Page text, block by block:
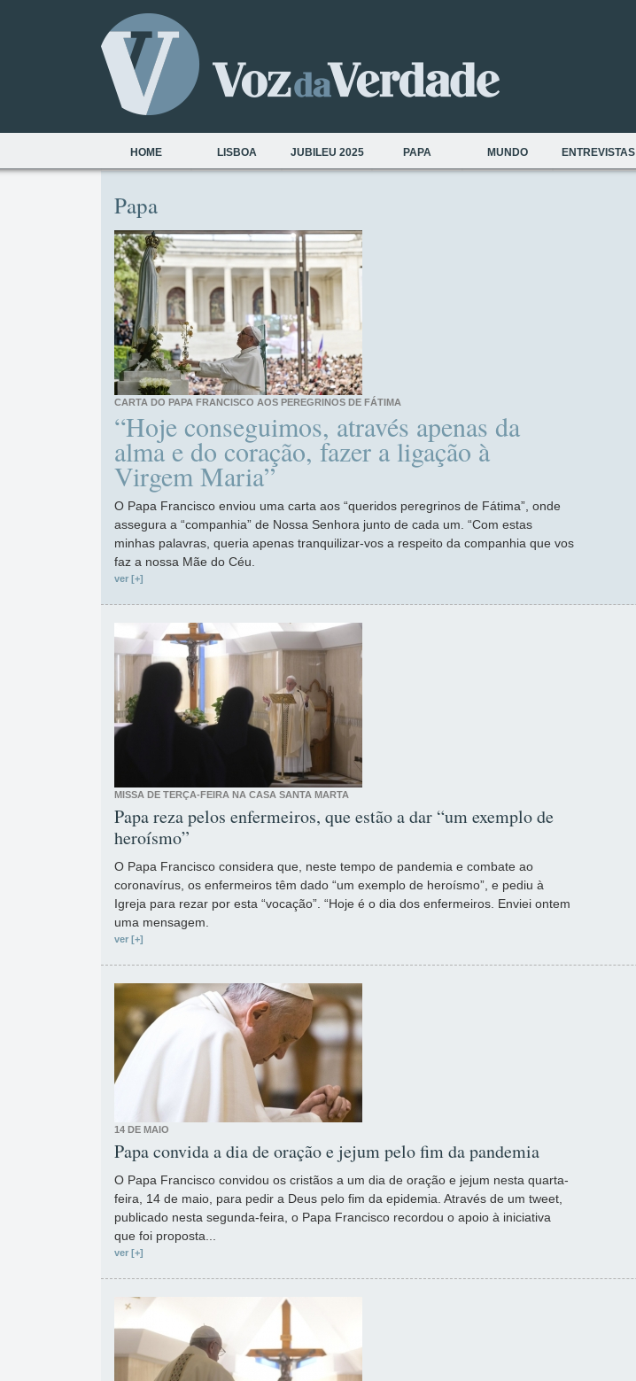
HOME LISBOA JUBILEU 2025 PAPA MUNDO ENTREVISTAS
Papa
CARTA DO PAPA FRANCISCO AOS PEREGRINOS DE FÁTIMA
“Hoje conseguimos, através apenas da
alma e do coração, fazer a ligação à
Virgem Maria”
O Papa Francisco enviou uma carta aos “queridos peregrinos de Fátima”, onde
assegura a “companhia” de Nossa Senhora junto de cada um. “Com estas
minhas palavras, queria apenas tranquilizar-vos a respeito da companhia que vos
faz a nossa Mãe do Céu.
ver [+]
MISSA DE TERÇA-FEIRA NA CASA SANTA MARTA
Papa reza pelos enfermeiros, que estão a dar “um exemplo de
heroísmo”
O Papa Francisco considera que, neste tempo de pandemia e combate ao
coronavírus, os enfermeiros têm dado “um exemplo de heroísmo”, e pediu à
Igreja para rezar por esta “vocação”. “Hoje é o dia dos enfermeiros. Enviei ontem
uma mensagem.
ver [+]
14 DE MAIO
Papa convida a dia de oração e jejum pelo fim da pandemia
O Papa Francisco convidou os cristãos a um dia de oração e jejum nesta quarta-
feira, 14 de maio, para pedir a Deus pelo fim da epidemia. Através de um tweet,
publicado nesta segunda-feira, o Papa Francisco recordou o apoio à iniciativa
que foi proposta...
ver [+]